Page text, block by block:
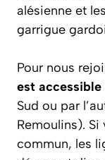
alésienne et
garrigue
Pour nous
est accessible
Sud ou par
Remoulins).
commun, les